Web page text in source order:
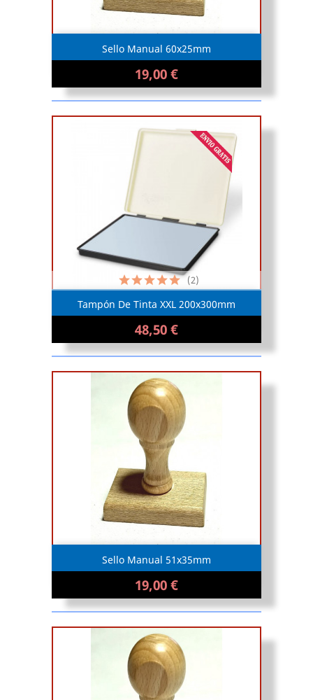
Sello Manual 60x25mm
19,00 €
Tampón De Tinta XXL 200x300mm
48,50 €
(2)
Sello Manual 51x35mm
19,00 €